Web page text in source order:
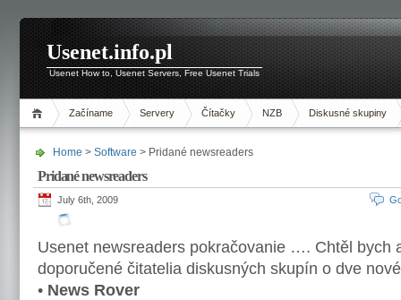
Usenet.info.pl
Usenet How to, Usenet Servers, Free Usenet Trials
Začíname Servery Čítačky NZB Diskusné skupiny
Home > Software > Pridané newsreaders
Pridané newsreaders
July 6th, 2009
Usenet newsreaders pokračovanie …. Chtěl bych
doporučené čitatelia diskusných skupín o dve
• News Rover